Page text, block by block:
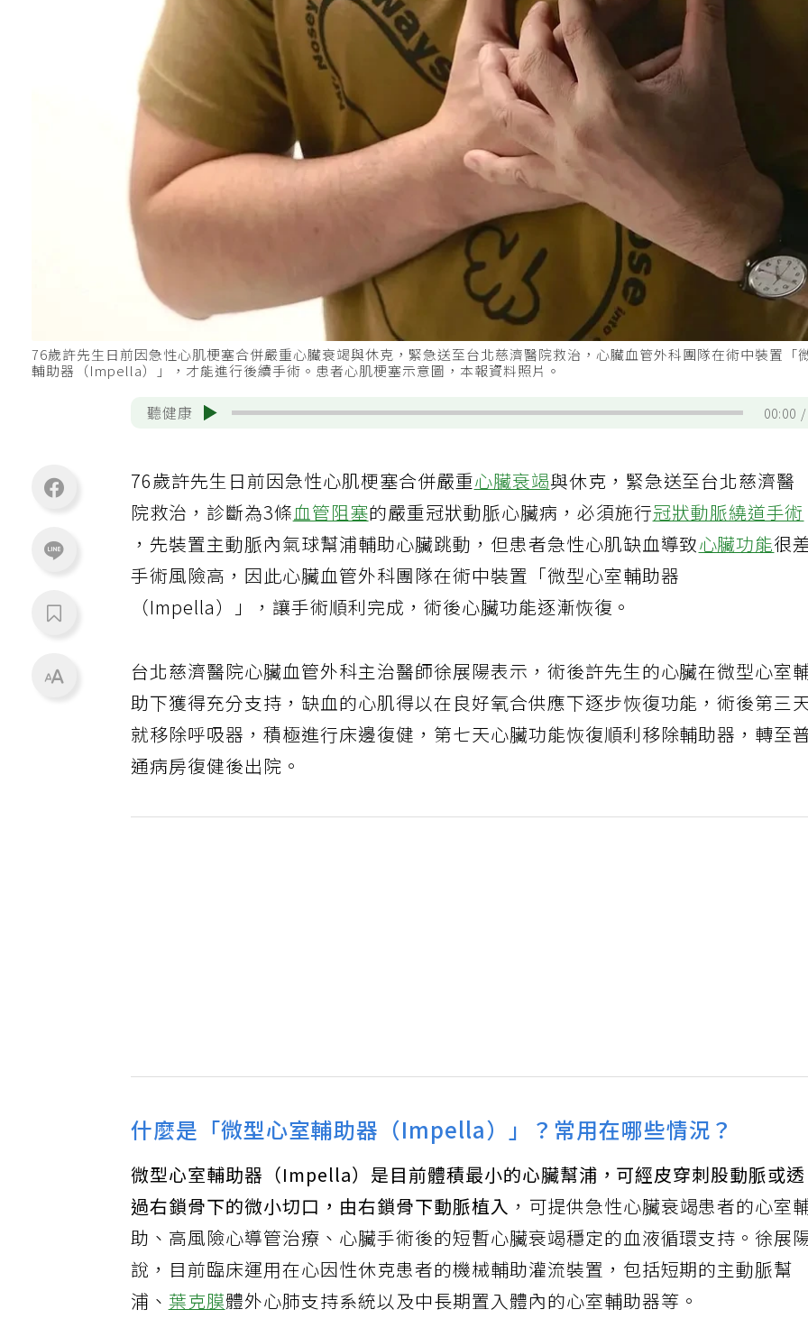
76歲許先生日前因急性心肌梗塞合併嚴重心臟衰竭與休克，緊急送至台北慈濟醫院救治，心臟血管外科團隊在術中裝置「
輔助器（Impella）」，才能進行後續手術。患者心肌梗塞示意圖，本報資料照片。
聽健康 00:00
76歲許先生日前因急性心肌梗塞合併嚴重心臟衰竭與休克，緊急送至台北慈濟醫
院救治，診斷為3條血管阻塞的嚴重冠狀動脈心臟病，必須施行冠狀動脈繞道手術
，先裝置主動脈內氣球幫浦輔助心臟跳動，但患者急性心肌缺血導致心臟功能很
手術風險高，因此心臟血管外科團隊在術中裝置「微型心室輔助器
（Impella）」，讓手術順利完成，術後心臟功能逐漸恢復。
台北慈濟醫院心臟血管外科主治醫師徐展陽表示，術後許先生的心臟在微型心室
助下獲得充分支持，缺血的心肌得以在良好氧合供應下逐步恢復功能，術後第三
就移除呼吸器，積極進行床邊復健，第七天心臟功能恢復順利移除輔助器，轉至
通病房復健後出院。
什麼是「微型心室輔助器（Impella）」？常用在哪些情況？
微型心室輔助器（Impella）是目前體積最小的心臟幫浦，可經皮穿刺股動脈或
過右鎖骨下的微小切口，由右鎖骨下動脈植入 ，可提供急性心臟衰竭患者的心室
助、高風險心導管治療、心臟手術後的短暫心臟衰竭穩定的血液循環支持。徐展
說，目前臨床運用在心因性休克患者的機械輔助灌流裝置，包括短期的主動脈幫
浦、葉克膜體外心肺支持系統以及中長期置入體內的心室輔助器等。